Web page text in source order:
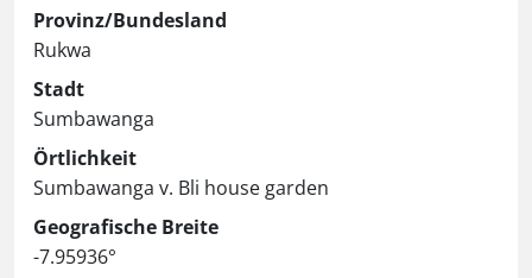
Provinz/Bundesland
Rukwa
Stadt
Sumbawanga
Örtlichkeit
Sumbawanga v. Bli house garden
Geografische Breite
-7.95936°